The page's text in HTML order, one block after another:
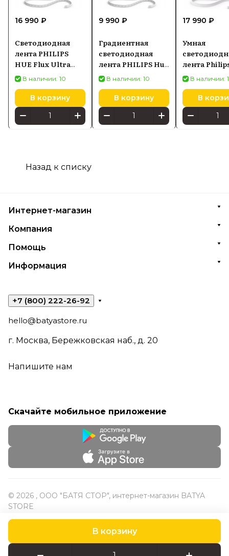
В корзину
16 990 ₽
Светодиодная
лента PHILIPS
HUE Flux Ultra
Bright Gradient
Lightstrip 3м
929004276602
В наличии: 10
В корзину
9 990 ₽
Градиентная
светодиодная
лента PHILIPS Hue
Flux Lightstrip 3 m
929004610402
В наличии: 10
В корзину
17 990 ₽
Умная
лента
OmniGlow
Gradient, 3м
В наличии:
В
Назад к списку
Интернет-магазин
Компания
Помощь
Информация
+7 (800) 222-26-92
hello@batyastore.ru
г. Москва, Бережковская наб., д. 20
Напишите нам
Скачайте мобильное приложение
© 2026 , ООО "БАТЯ СТОР", интернет-магазин BATYA
STORE
Конфиденциальность Оферта